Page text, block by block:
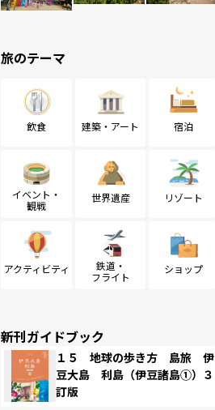
旅のテーマ
飲食 建築・アート 宿泊
イベント・
観戦
世界遺産 リゾート
アクティビティ
鉄道・
フライト
ショップ
新刊ガイドブック
１５ 地球の歩き方 島旅 伊
豆大島 利島（伊豆諸島①）３
訂版